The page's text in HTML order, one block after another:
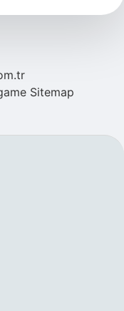
Sitemap